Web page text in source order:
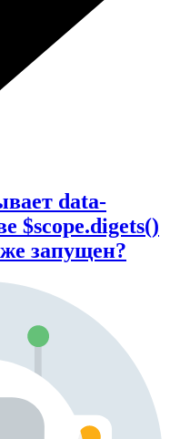
data-
$scope.digets()
запущен?